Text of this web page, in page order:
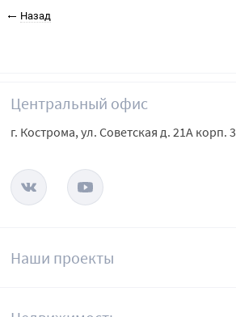
Назад
Наши проекты
Центральный офис
г. Кострома, ул. Советская д. 21А корп. 3